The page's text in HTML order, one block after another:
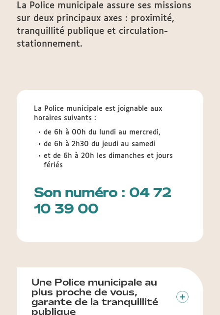
La Police municipale assure ses missions
sur deux principaux axes : proximité,
tranquillité publique et circulation-
stationnement.
La Police municipale est joignable aux
horaires suivants :
de 6h à 00h du lundi au mercredi,
de 6h à 2h30 du jeudi au samedi
et de 6h à 20h les dimanches et jours
fériés
Son numéro : 04 72
10 39 00
Une Police municipale au
plus proche de vous,
garante de la tranquillité
publique